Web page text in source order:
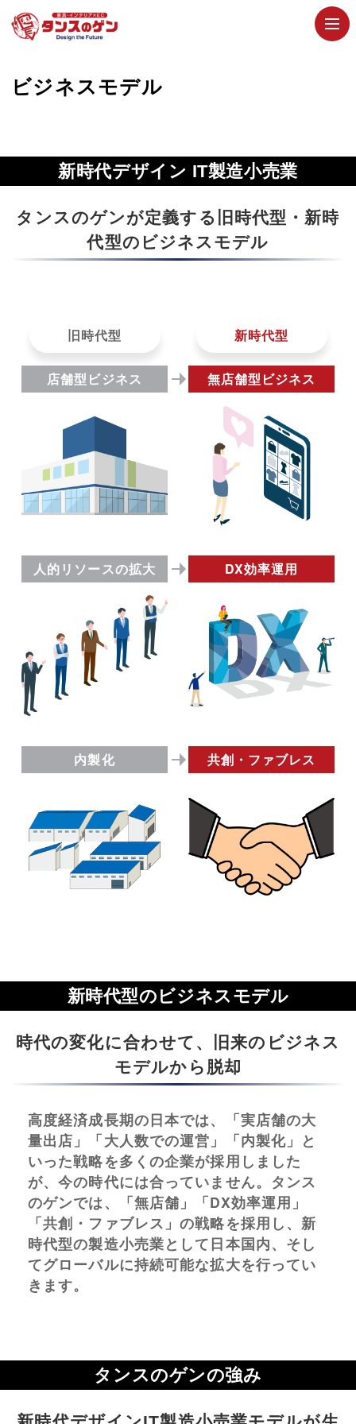
ビジネスモデル
新時代デザイン IT製造小売業
タンスのゲンが定義する旧時代型・新時
代型のビジネスモデル
旧時代型 新時代型
店舗型ビジネス 無店舗型ビジネス
人的リソースの拡大 DX効率運用
内製化 共創・ファブレス
新時代型のビジネスモデル
時代の変化に合わせて、旧来のビジネス
モデルから脱却
高度経済成長期の日本では、「実店舗の大
量出店」「大人数での運営」「内製化」と
いった戦略を多くの企業が採用しました
が、今の時代には合っていません。タンス
のゲンでは、「無店舗」「DX効率運用」
「共創・ファブレス」の戦略を採用し、新
時代型の製造小売業として日本国内、そし
てグローバルに持続可能な拡大を行ってい
きます。
タンスのゲンの強み